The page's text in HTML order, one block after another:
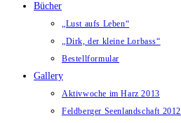
Bücher
„Lust aufs Leben“
„Dirk, der kleine Lorbass“
Bestellformular
Gallery
Aktivwoche im Harz 2013
Feldberger Seenlandschaft 2012